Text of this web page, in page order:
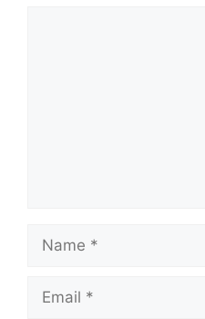
Name
Email